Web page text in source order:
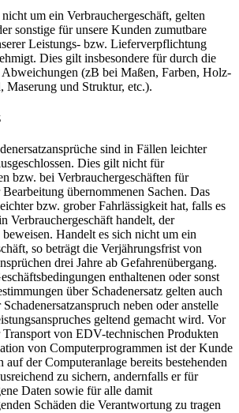
um ein Verbrauchergeschäft, gelten
sonstige für unsere Kunden zumutbare
Leistungs- bzw. Lieferverpflichtung
Dies gilt insbesondere für durch die
Abweichungen (zB bei Maßen, Farben, Holz-
Maserung und Struktur, etc.).
sind in Fällen leichter
Dies gilt nicht für
bzw. bei Verbrauchergeschäften für
Bearbeitung übernommenen Sachen. Das
bzw. grober Fahrlässigkeit hat, falls es
Verbrauchergeschäft handelt, der
Handelt es sich nicht um ein
so beträgt die Verjährungsfrist von
drei Jahre ab Gefahrenübergang.
enthaltenen oder sonst
über Schadenersatz gelten auch
neben oder anstelle
geltend gemacht wird. Vor
Transport von EDV-technischen Produkten
von Computerprogrammen ist der Kunde
auf der Computeranlage bereits bestehenden
zu sichern, andernfalls er für
Daten sowie für alle damit
Schäden die Verantwortung zu tragen